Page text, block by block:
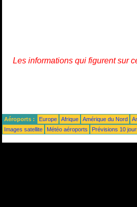
Les informations qui figurent sur
Aéroports : Europe Afrique Amérique du Nord
Images satellite
Météo aéroports Prévisions 10